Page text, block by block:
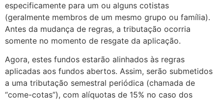
especificamente para um ou alguns cotistas
(geralmente membros de um mesmo grupo ou família).
Antes da mudança de regras, a tributação ocorria
somente no momento de resgate da aplicação.
Agora, estes fundos estarão alinhados às regras
aplicadas aos fundos abertos. Assim, serão submetidos
a uma tributação semestral periódica (chamada de
“come-cotas”), com alíquotas de 15% no caso dos